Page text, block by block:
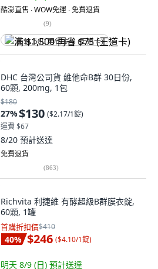
酷澎直售 ∙ WOW免運 ∙ 免費退貨
(9)
满 $1,500 再省 $75 (王道卡)
DHC 台灣公司貨 維他命B群 30日份,
60顆, 200mg, 1包
$180
27%$130 ($2.17/1錠)
運費 $67
8/20 預計送達
免費退貨
(863)
Richvita 利捷維 有酵超級B群膜衣錠,
60顆, 1罐
首購折扣價$410
40% $246 ($4.10/1錠)
明天 8/9 (日) 預計送達